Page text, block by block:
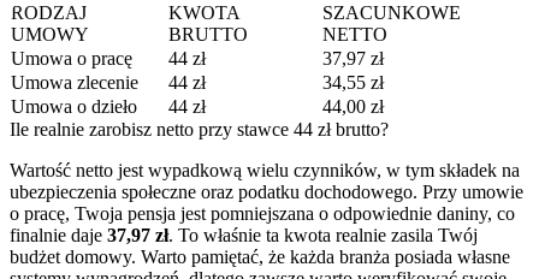
RODZAJ
UMOWY
KWOTA
BRUTTO
SZACUNKOWE
NETTO
Umowa o pracę
44 zł
37,97 zł
Umowa zlecenie
44 zł
34,55 zł
Umowa o dzieło
44 zł
44,00 zł
Ile realnie zarobisz netto przy stawce 44 zł brutto?
Wartość netto jest wypadkową wielu czynników, w tym składek na
ubezpieczenia społeczne oraz podatku dochodowego. Przy umowie
o pracę, Twoja pensja jest pomniejszana o odpowiednie daniny, co
finalnie daje 37,97 zł. To właśnie ta kwota realnie zasila Twój
budżet domowy. Warto pamiętać, że każda branża posiada własne